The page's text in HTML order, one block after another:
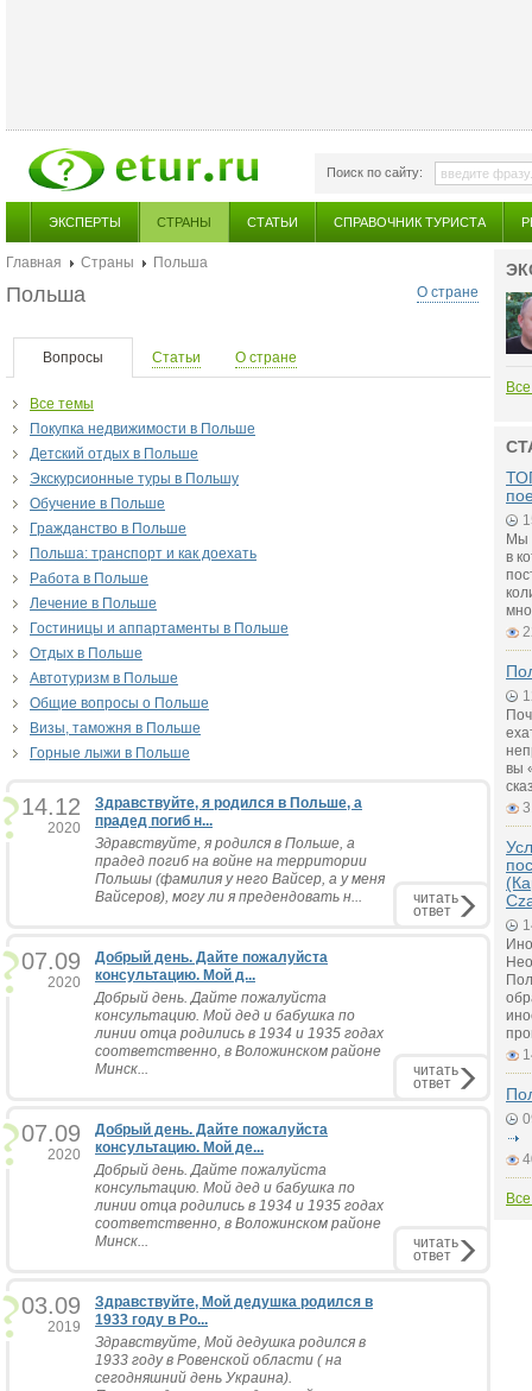
Поиск по сайту:
ЭКСПЕРТЫ СТРАНЫ СТАТЬИ СПРАВОЧНИК ТУРИСТА
Главная Страны
Польша
О стране
Польша
Вопросы Статьи О стране
Все темы
Покупка недвижимости в Польше
Детский отдых в Польше
Экскурсионные туры в Польшу
Обучение в Польше
Гражданство в Польше
Польша: транспорт и как доехать
Работа в Польше
Лечение в Польше
Гостиницы и аппартаменты в Польше
Отдых в Польше
Автотуризм в Польше
Общие вопросы о Польше
Визы, таможня в Польше
Горные лыжи в Польше
14.12
2020
Здравствуйте, я родился в Польше, а
прадед погиб н...
Здравствуйте, я родился в Польше, а
прадед погиб на войне на территории
Польшы (фамилия у него Вайсер, а у меня
Вайсеров), могу ли я предендовать н...
читать
ответ
07.09
2020
Добрый день. Дайте пожалуйста
консультацию. Мой д...
Добрый день. Дайте пожалуйста
консультацию. Мой дед и бабушка по
линии отца родились в 1934 и 1935 годах
соответственно, в Воложинском районе
Минск...
читать
ответ
07.09
2020
Добрый день. Дайте пожалуйста
консультацию. Мой де...
Добрый день. Дайте пожалуйста
консультацию. Мой дед и бабушка по
линии отца родились в 1934 и 1935 годах
соответственно, в Воложинском районе
Минск...
читать
ответ
03.09
2019
Здравствуйте, Мой дедушка родился в
1933 году в Ро...
Здравствуйте, Мой дедушка родился в
1933 году в Ровенской области ( на
сегодняшний день Украина).
Мы
в
вы